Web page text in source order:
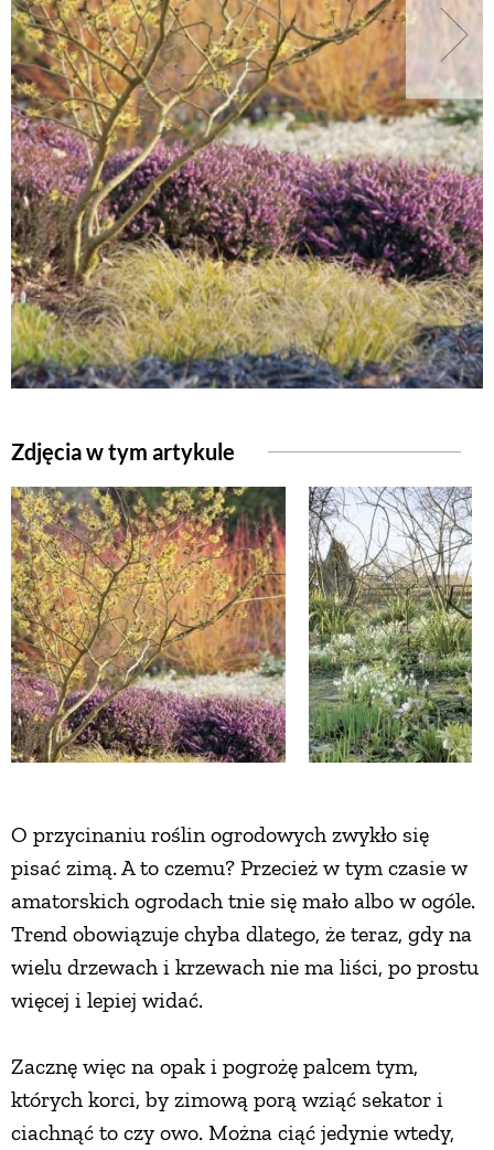
Zdjęcia w tym artykule
O przycinaniu roślin ogrodowych zwykło się
pisać zimą. A to czemu? Przecież w tym czasie w
amatorskich ogrodach tnie się mało albo w ogóle.
Trend obowiązuje chyba dlatego, że teraz, gdy na
wielu drzewach i krzewach nie ma liści, po prostu
więcej i lepiej widać.
Zacznę więc na opak i pogrożę palcem tym,
których korci, by zimową porą wziąć sekator i
ciachnąć to czy owo. Można ciąć jedynie wtedy,
NATURALNIE
URODA
NATURALNA APTECZKA
DLA DOMU
EKO ŻYCIE
ZWIERZĘTA W NATURZE
GRZYBY
KRAJOBRAZ
RĘKODZIEŁO
RZEMIOSŁO
ZWYCZAJE
ZRÓB TO SAM
ŚNIADANIA